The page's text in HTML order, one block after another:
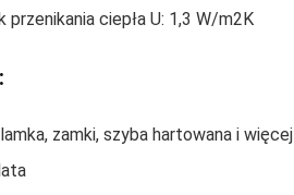
przenikania ciepła U: 1,3 W/m2K
zamki, szyba hartowana i więcej